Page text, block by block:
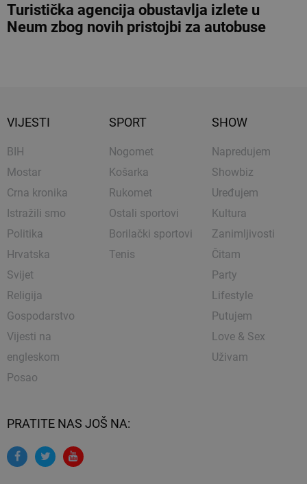
Turistička agencija obustavlja izlete u
Neum zbog novih pristojbi za autobuse
VIJESTI
BIH
Mostar
Crna kronika
Istražili smo
Politika
Hrvatska
Svijet
Religija
Gospodarstvo
Vijesti na
engleskom
Posao
SPORT
Nogomet
Košarka
Rukomet
Ostali sportovi
Borilački sportovi
Tenis
SHOW
Napredujem
Showbiz
Uređujem
Kultura
Zanimljivosti
Čitam
Party
Lifestyle
Putujem
Love & Sex
Uživam
PRATITE NAS JOŠ NA: